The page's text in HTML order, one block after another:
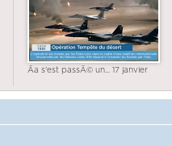
Ãa s'est passÃ© un... 17 janvier